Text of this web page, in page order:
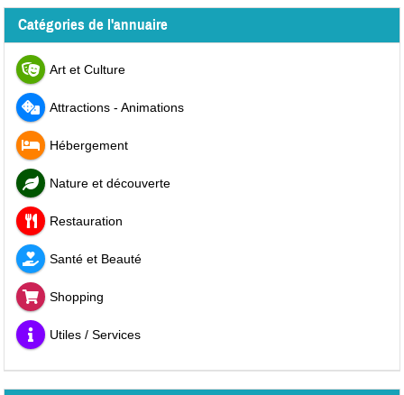
Catégories de l'annuaire
Art et Culture
Attractions - Animations
Hébergement
Nature et découverte
Restauration
Santé et Beauté
Shopping
Utiles / Services